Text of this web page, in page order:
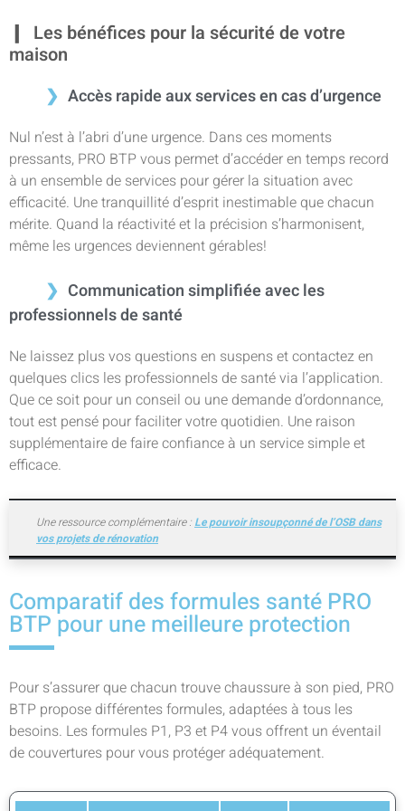
Les bénéfices pour la sécurité de votre
maison
Accès rapide aux services en cas d’urgence
Nul n’est à l’abri d’une urgence. Dans ces moments
pressants, PRO BTP vous permet d’accéder en temps record
à un ensemble de services pour gérer la situation avec
efficacité. Une tranquillité d’esprit inestimable que chacun
mérite. Quand la réactivité et la précision s’harmonisent,
même les urgences deviennent gérables!
Communication simplifiée avec les
professionnels de santé
Ne laissez plus vos questions en suspens et contactez en
quelques clics les professionnels de santé via l’application.
Que ce soit pour un conseil ou une demande d’ordonnance,
tout est pensé pour faciliter votre quotidien. Une raison
supplémentaire de faire confiance à un service simple et
efficace.
Une ressource complémentaire : Le pouvoir insoupçonné de l’OSB dans
vos projets de rénovation
Comparatif des formules santé PRO
BTP pour une meilleure protection
Pour s’assurer que chacun trouve chaussure à son pied, PRO
BTP propose différentes formules, adaptées à tous les
besoins. Les formules P1, P3 et P4 vous offrent un éventail
de couvertures pour vous protéger adéquatement.